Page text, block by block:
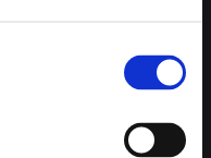
O DE
EN UN